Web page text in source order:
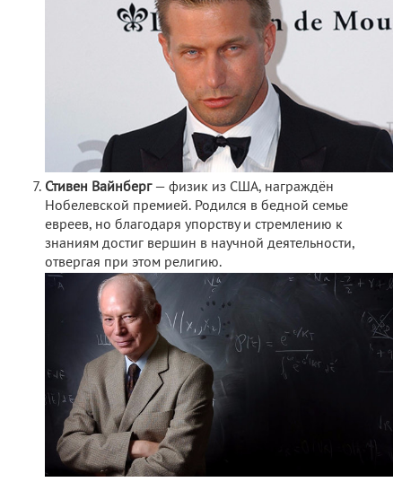
Стивен Вайнберг— физик из США, награждён
Нобелевской премией. Родился в бедной семье
евреев, но благодаря упорству и стремлению к
знаниям достиг вершин в научной деятельности,
отвергая при этом религию.